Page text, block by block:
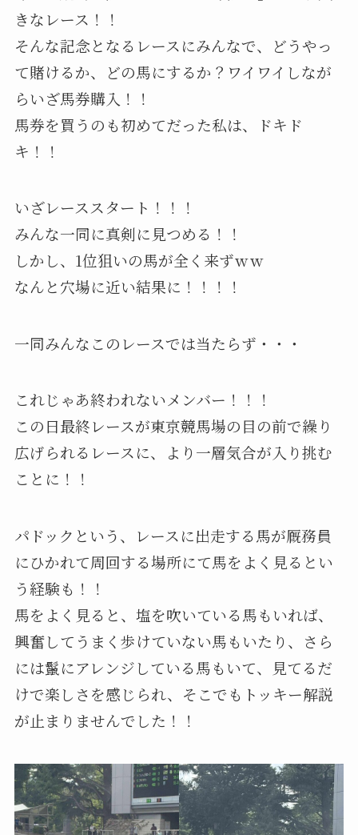
きなレース！！
そんな記念となるレースにみんなで、どうやっ
て賭けるか、どの馬にするか？ワイワイしなが
らいざ馬券購入！！
馬券を買うのも初めてだった私は、ドキド
キ！！
いざレーススタート！！！
みんな一同に真剣に見つめる！！
しかし、1位狙いの馬が全く来ずｗｗ
なんと穴場に近い結果に！！！！
一同みんなこのレースでは当たらず・・・
これじゃあ終われないメンバー！！！
この日最終レースが東京競馬場の目の前で繰り
広げられるレースに、より一層気合が入り挑む
ことに！！
パドックという、レースに出走する馬が厩務員
にひかれて周回する場所にて馬をよく見るとい
う経験も！！
馬をよく見ると、塩を吹いている馬もいれば、
興奮してうまく歩けていない馬もいたり、さら
には鬣にアレンジしている馬もいて、見てるだ
けで楽しさを感じられ、そこでもトッキー解説
が止まりませんでした！！